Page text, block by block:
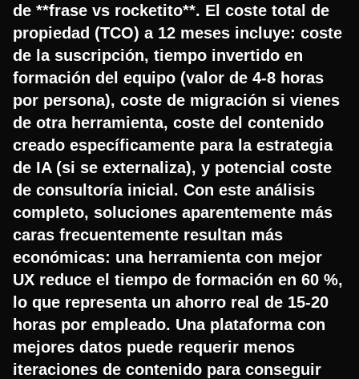
de **frase vs rocketito**. El coste total de
propiedad (TCO) a 12 meses incluye: coste
de la suscripción, tiempo invertido en
formación del equipo (valor de 4-8 horas
por persona), coste de migración si vienes
de otra herramienta, coste del contenido
creado específicamente para la estrategia
de IA (si se externaliza), y potencial coste
de consultoría inicial. Con este análisis
completo, soluciones aparentemente más
caras frecuentemente resultan más
económicas: una herramienta con mejor
UX reduce el tiempo de formación en 60 %,
lo que representa un ahorro real de 15-20
horas por empleado. Una plataforma con
mejores datos puede requerir menos
iteraciones de contenido para conseguir